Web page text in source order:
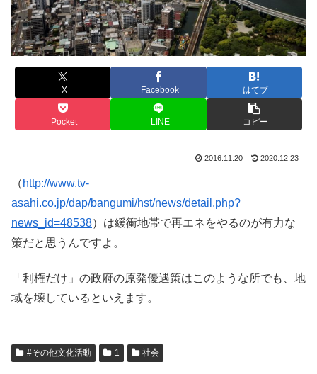
X Facebook はてブ
Pocket LINE コピー
2016.11.20 2020.12.23
（ http://www.tv-
asahi.co.jp/dap/bangumi/hst/news/detail.php?
news_id=48538）は緩衝地帯で再エネをやるのが有力な
策だと思うんですよ。
「利権だけ」の政府の原発優遇策はこのような所でも、地
域を壊しているといえます。
#その他文化活動 1 社会